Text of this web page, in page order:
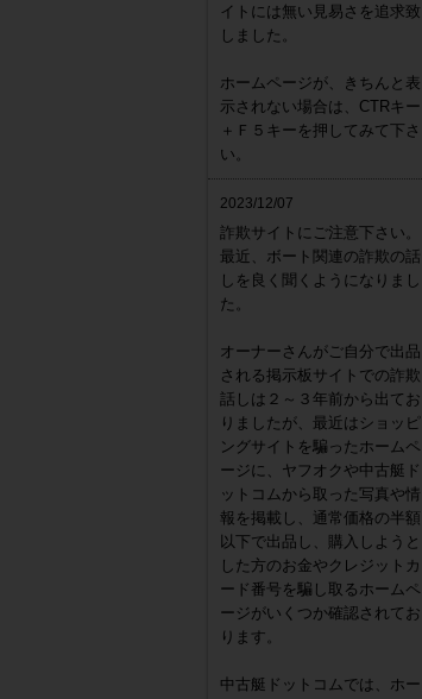
イトには無い見易さを追求致
しました。
ホームページが、きちんと表
示されない場合は、CTRキー
＋Ｆ５キーを押してみて下さ
い。
2023/12/07
詐欺サイトにご注意下さい。
最近、ボート関連の詐欺の話
しを良く聞くようになりまし
た。
オーナーさんがご自分で出品
される掲示板サイトでの詐欺
話しは２～３年前から出てお
りましたが、最近はショッピ
ングサイトを騙ったホームペ
ージに、ヤフオクや中古艇ド
ットコムから取った写真や情
報を掲載し、通常価格の半額
以下で出品し、購入しようと
した方のお金やクレジットカ
ード番号を騙し取るホームペ
ージがいくつか確認されてお
ります。
中古艇ドットコムでは、ホー